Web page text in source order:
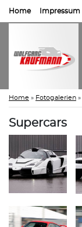
Home Impressum
Home » Fotogalerien »
Supercars